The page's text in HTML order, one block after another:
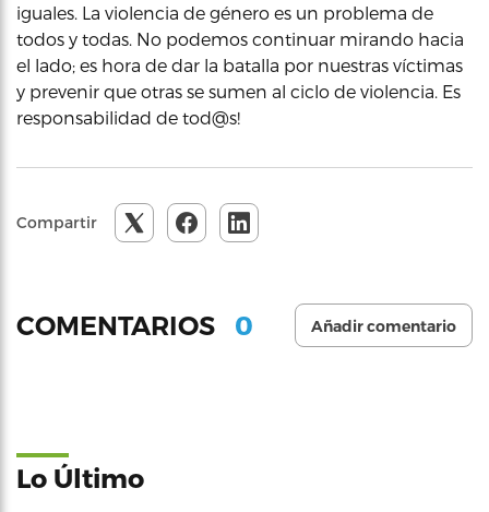
iguales. La violencia de género es un problema de
todos y todas. No podemos continuar mirando hacia
el lado; es hora de dar la batalla por nuestras víctimas
y prevenir que otras se sumen al ciclo de violencia. Es
responsabilidad de tod@s!
Compartir
COMENTARIOS 0 Añadir comentario
Lo Último